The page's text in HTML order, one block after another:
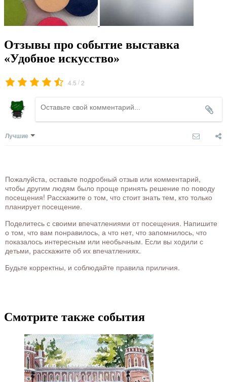
Отзывы про событие выставка
«Удобное искусство»
4.5 /2
Лучшие
Пожалуйста, оставьте подробный отзыв или комментарий,
чтобы другим людям было проще принять решение по поводу
посещения! Расскажите о том, что стоит знать тем, кто только
планирует посещение.
Поделитесь с своими впечатлениями от посещения. Напишите
о том, что вам понравилось, а что нет, что запомнилось, что
показалось интересным или необычным. Если вы ходили с
детьми, расскажите об их впечатлениях.
Будьте корректны, и соблюдайте правила приличия.
Смотрите также события